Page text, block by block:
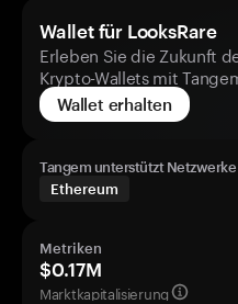
Wallet für LooksRare
Erleben Sie die Zukunft
Krypto-Wallets mit
Wallet erhalten
Tangem unterstützt Netzwerke
Ethereum
Metriken
$0.17M
Marktkapitalisierung